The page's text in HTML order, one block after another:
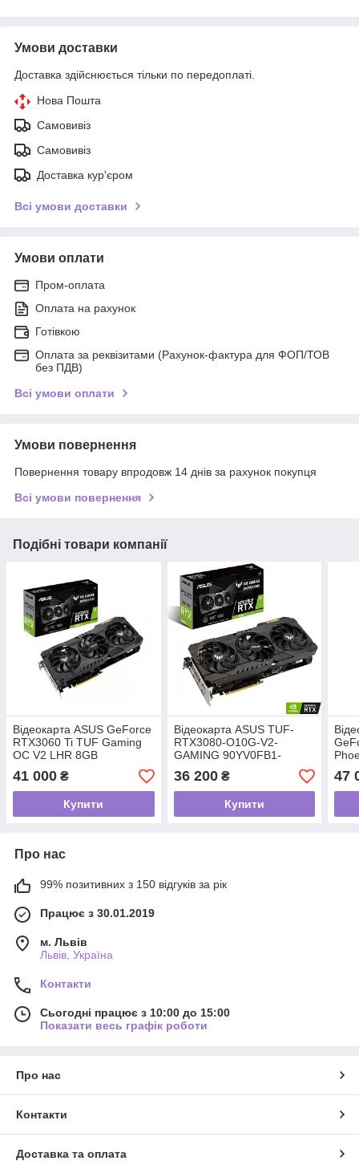
Умови доставки
Доставка здійснюється тільки по передоплаті.
Нова Пошта
Самовивіз
Самовивіз
Доставка кур'єром
Всі умови доставки
Умови оплати
Пром-оплата
Оплата на рахунок
Готівкою
Оплата за реквізитами (Рахунок-фактура для ФОП/ТОВ
без ПДВ)
Всі умови оплати
Умови повернення
Повернення товару впродовж 14 днів за рахунок покупця
Всі умови повернення
Подібні товари компанії
Відеокарта ASUS GeForce
RTX3060 Ti TUF Gaming
OC V2 LHR 8GB
41 000 ₴
Купити
Відеокарта ASUS TUF-
RTX3080-O10G-V2-
GAMING 90YV0FB1-
M0NM00
36 200₴
Купити
47
Про нас
99% позитивних з 150 відгуків за рік
Працює з 30.01.2019
м. Львів
Львів, Україна
Контакти
Сьогодні працює з 10:00 до 15:00
Показати весь графік роботи
Про нас
Контакти
Доставка та оплата